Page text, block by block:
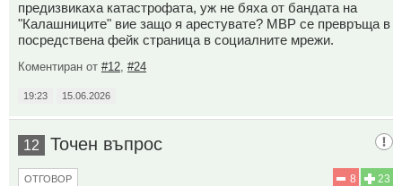
предизвикаха катастрофата, уж не бяха от бандата на
"Калашниците" вие защо я арестувате? МВР се превръща в
посредствена фейк страница в социалните мрежи.
Коментиран от #12 #24
19:23 15.06.2026
12 Точен въпрос
23
8
ОТГОВОР